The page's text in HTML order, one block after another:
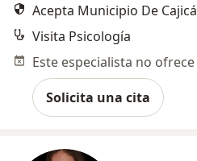
Acepta Municipio De Cajicá
Visita Psicología
Solicita una cita